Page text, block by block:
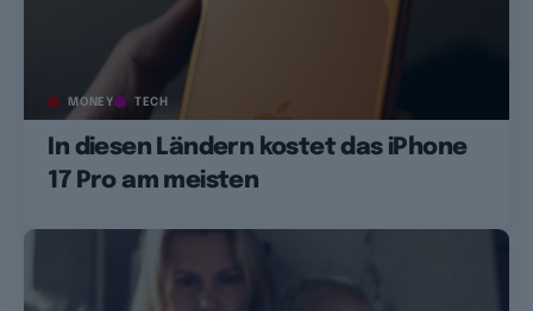
MONEY TECH
In diesen Ländern kostet das iPhone
17 Pro am meisten